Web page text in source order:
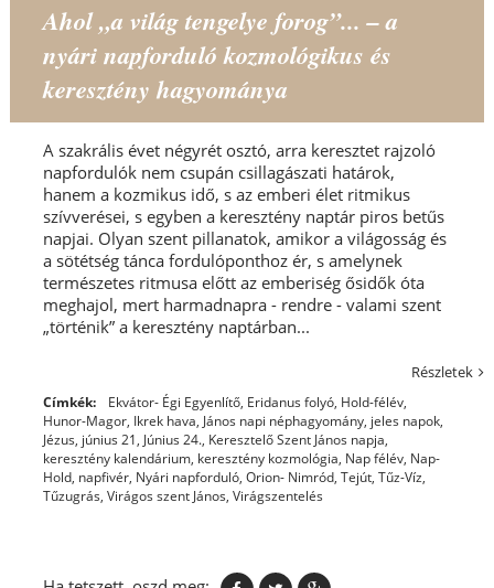
Ahol „a világ tengelye forog”... – a
nyári napforduló kozmológikus és
keresztény hagyománya
A szakrális évet négyrét osztó, arra keresztet rajzoló
napfordulók nem csupán csillagászati határok,
hanem a kozmikus idő, s az emberi élet ritmikus
szívverései, s egyben a keresztény naptár piros betűs
napjai. Olyan szent pillanatok, amikor a világosság és
a sötétség tánca fordulóponthoz ér, s amelynek
természetes ritmusa előtt az emberiség ősidők óta
meghajol, mert harmadnapra - rendre - valami szent
„történik” a keresztény naptárban...
Részletek
Címkék: Ekvátor- Égi Egyenlítő, Eridanus folyó, Hold-félév,
Hunor-Magor, Ikrek hava, János napi néphagyomány, jeles napok,
Jézus, június 21, Június 24., Keresztelő Szent János napja,
keresztény kalendárium, keresztény kozmológia, Nap félév, Nap-
Hold, napfivér, Nyári napforduló, Orion- Nimród, Tejút, Tűz-Víz,
Tűzugrás, Virágos szent János, Virágszentelés